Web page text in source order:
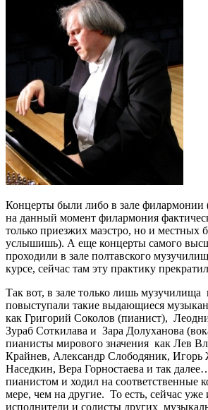
Концерты были либо в зале филармонии
на данный момент филармония
только приезжих маэстро, но и местных
услышишь). А еще концерты самого
проходили в зале полтавского
курсе, сейчас там эту практику
Так вот, в зале только лишь музучилища
повыступали такие выдающиеся
как Григорий Соколов (пианист),
Зураб Соткилава и Зара Долуханова
пианисты мирового значения как Лев
Крайнев, Александр Слободяник,
Наседкин, Вера Горностаева и так
пианистом и ходил на соответственные
мере, чем на другие. То есть, сейчас
исполнители и солисты других